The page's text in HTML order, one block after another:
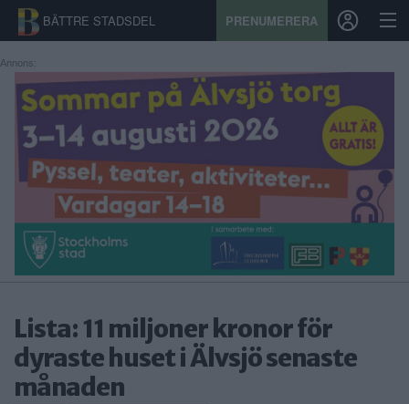
BÄTTRE STADSDEL PRENUMERERA
START
STADSDEL
PRENUMERATION
SPORT
ÅSIKTER
KALENDER
KONTAKT
SAMARBETEN
Annons:
Lista: 11 miljoner kronor för
dyraste huset i Älvsjö senaste
månaden